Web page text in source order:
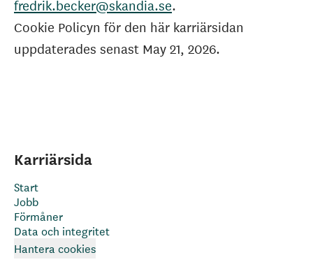
fredrik.becker@skandia.se.
Cookie Policyn för den här karriärsidan
uppdaterades senast May 21, 2026.
Karriärsida
Start
Jobb
Förmåner
Data och integritet
Hantera cookies